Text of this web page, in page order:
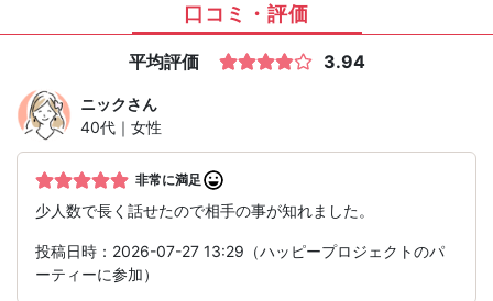
口コミ・評価
平均評価 3.94
ニックさん
40代｜女性
非常に満足
少人数で長く話せたので相手の事が知れました。
投稿日時：2026-07-27 13:29（ハッピープロジェクトのパ
ーティーに参加）